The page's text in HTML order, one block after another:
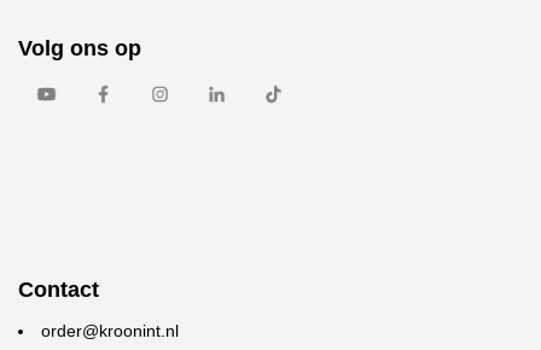
Volg ons op
Contact
order@kroonint.nl